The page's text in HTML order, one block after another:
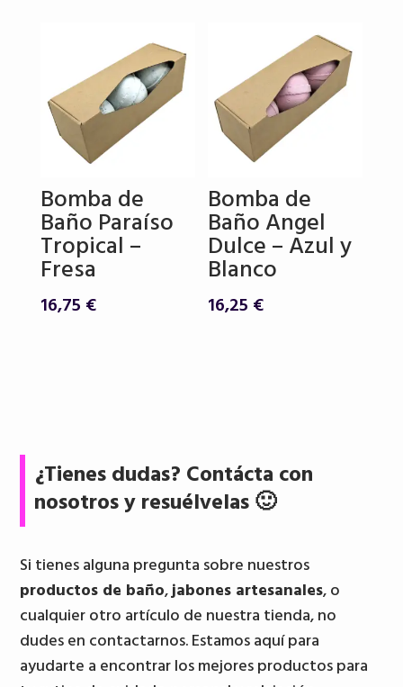
Bomba de
Baño Paraíso
Tropical –
Fresa
16,75 €
Bomba de
Baño Angel
Dulce – Azul y
Blanco
16,25 €
¿Tienes dudas? Contácta con
nosotros y resuélvelas 🙂
Si tienes alguna pregunta sobre nuestros
productos de baño,jabones artesanales, o
cualquier otro artículo de nuestra tienda, no
dudes en contactarnos. Estamos aquí para
ayudarte a encontrar los mejores productos para